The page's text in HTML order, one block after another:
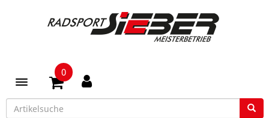
Toggle navigation
0